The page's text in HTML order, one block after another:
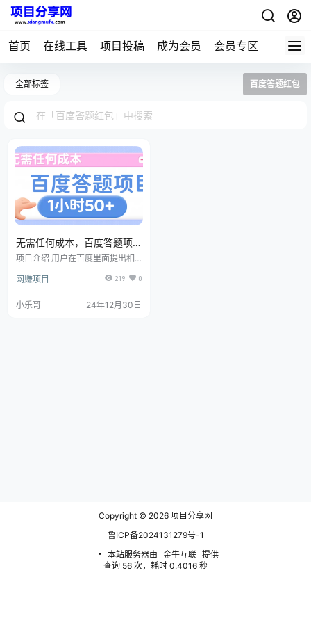
首页 在线工具 项目投稿 成为会员 会员专区
全部标签 百度答题红包
无需任何成本，百度答题项
目，新玩法一个小时收益50+
项目介绍 用户在百度里面提出相
案就能获得收益，只需要把问题发
案，回答一个问题2-5元，熟练后
网赚项目 219 0
小乐哥 24年12月30日
Copyright © 2026 项目分享网
鲁ICP备2024131279号-1
・ 本站服务器由 金牛互联 提供
查询 56 次，耗时 0.4016 秒